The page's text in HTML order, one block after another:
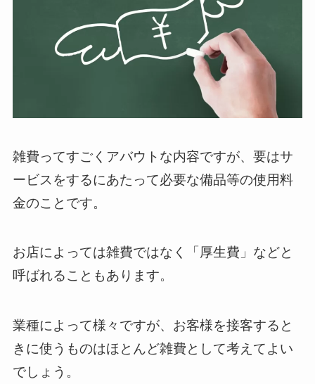
雑費ってすごくアバウトな内容ですが、要はサ
ービスをするにあたって必要な備品等の使用料
金のことです。
お店によっては雑費ではなく「厚生費」などと
呼ばれることもあります。
業種によって様々ですが、お客様を接客すると
きに使うものはほとんど雑費として考えてよい
でしょう。